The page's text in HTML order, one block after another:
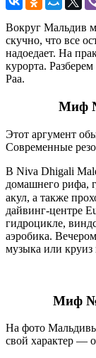
Вокруг Мальдив
скучно, что все
надоедает. На
курорта.
Раа.
Миф
Этот аргумент
Современные
В Niva Dhigali
домашнего рифа,
акул, а также
дайвинг-центре
гидроцикле,
аэробика.
музыка или круиз
Миф
На фото
свой характер —